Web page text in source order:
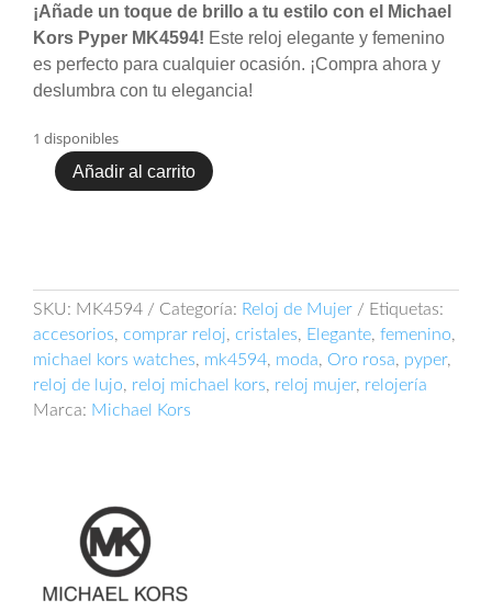
¡Añade un toque de brillo a tu estilo con el Michael
Kors Pyper MK4594! Este reloj elegante y femenino
es perfecto para cualquier ocasión. ¡Compra ahora y
deslumbra con tu elegancia!
1 disponibles
Michael
Añadir al carrito
SKU: MK4594 Categoría: Reloj de Mujer
Etiquetas:
accesorios, comprar reloj, cristales, Elegante, femenino,
michael kors watches, mk4594, moda, Oro rosa, pyper,
reloj de lujo, reloj michael kors, reloj mujer, relojería
Marca: Michael Kors